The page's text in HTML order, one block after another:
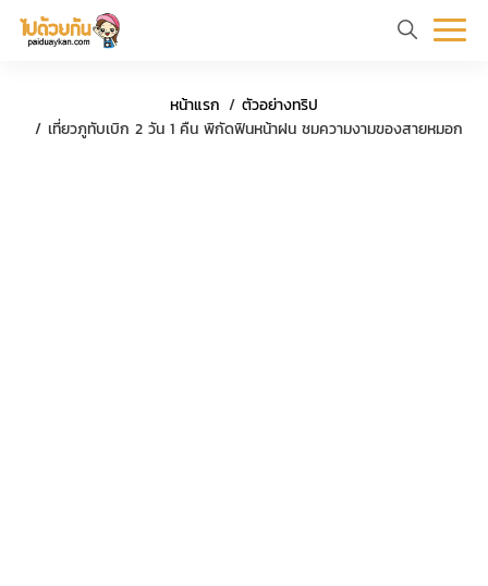
หน้า
แรกท่อง เที่ยวอย่าง
หน้าแรก
ตัวอย่างทริป
เที่ยวภูทับเบิก 2 วัน 1 คืน พิกัดฟินหน้าฝน ชมความงามของสายหมอก